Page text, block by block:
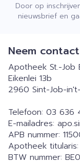
Door op
nieuwsbrief en
Neem
Apotheek St.-Job
Eikenlei 13b
2960 Sint-Job-
Telefoon: 03 636
E-mailadres:
APB nummer:
Apotheek titularis:
BTW nummer: